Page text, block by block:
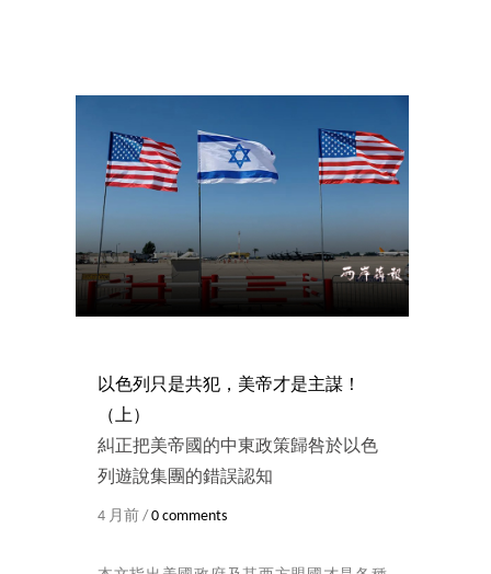
以色列只是共犯，美帝才是主謀！
（上）
糾正把美帝國的中東政策歸咎於以色
列遊說集團的錯誤認知
4 月前 / 0 comments